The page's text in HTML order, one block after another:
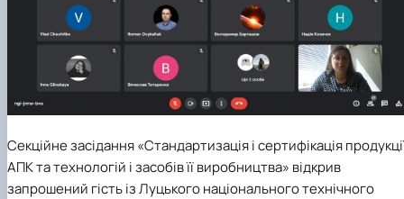
Секційне засідання «Стандартизація і сертифікація
АПК та технологій і засобів її виробництва» відкрив
запрошений гість із Луцького національного технічного